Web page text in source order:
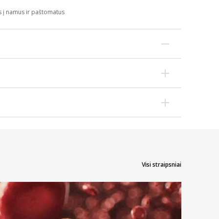
į namus ir paštomatus
surinktą į švarų indą. Rezultatas vertinamas po 3
kad tikriausiai nesate nėščia.
Visi straipsniai